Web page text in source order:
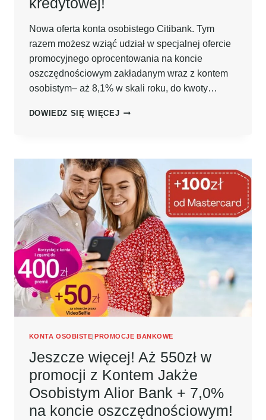
Nowa oferta konta osobistego Citibank. Tym
razem możesz wziąć udział w specjalnej ofercie
promocyjnego oprocentowania na koncie
oszczędnościowym zakładanym wraz z kontem
osobistym– aż 8,1% w skali roku, do kwoty…
DOWIEDZ SIĘ WIĘCEJ8,1%
KONCIE
OSZCZĘDNOŚCIOWYM
CITIBANK
+
900ZŁ
PO
ZAŁOŻENIU
KARTY
KREDYTOWEJ!
KONTA OSOBISTE|PROMOCJE BANKOWE
Jeszcze więcej! Aż 550zł w
promocji z Kontem Jakże
Osobistym Alior Bank + 7,0%
na koncie oszczędnościowym!